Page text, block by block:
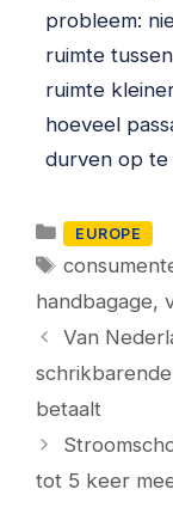
probleem:
ruimte
ruimte
hoeveel
durven op te
Categorieën
EUROPE
Tags
handbagage,
Van
betaalt
tot 5 keer